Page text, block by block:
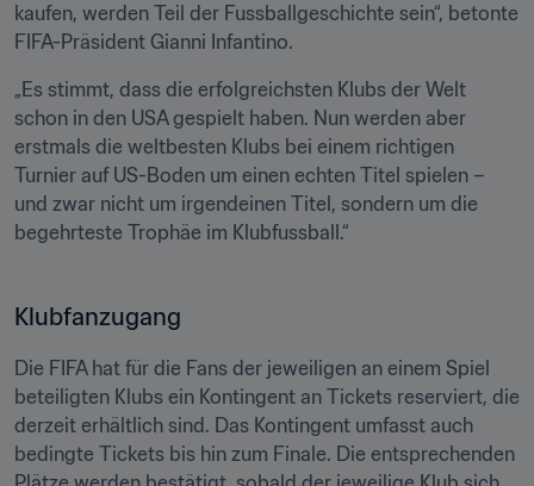
kaufen, werden Teil der Fussballgeschichte sein“, betonte
FIFA-Präsident Gianni Infantino.
„Es stimmt, dass die erfolgreichsten Klubs der Welt
schon in den USA gespielt haben. Nun werden aber
erstmals die weltbesten Klubs bei einem richtigen
Turnier auf US-Boden um einen echten Titel spielen –
und zwar nicht um irgendeinen Titel, sondern um die
begehrteste Trophäe im Klubfussball.“
Klubfanzugang
Die FIFA hat für die Fans der jeweiligen an einem Spiel
beteiligten Klubs ein Kontingent an Tickets reserviert, die
derzeit erhältlich sind. Das Kontingent umfasst auch
bedingte Tickets bis hin zum Finale. Die entsprechenden